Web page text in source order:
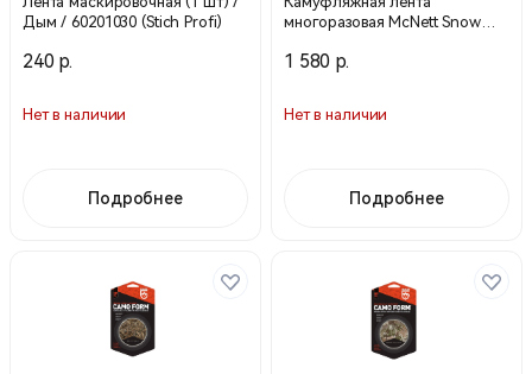
Дым / 60201030 (Stich Profi)
240 р.
Нет в наличии
Подробнее
многоразовая McNett Snow
(уп. 6 шт.) 19701
1 580 р.
Нет в наличии
Подробнее